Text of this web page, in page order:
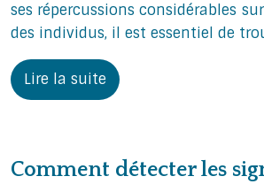
ses répercussions considérables
des individus, il est essentiel de
Lire la suite
Comment détecter les